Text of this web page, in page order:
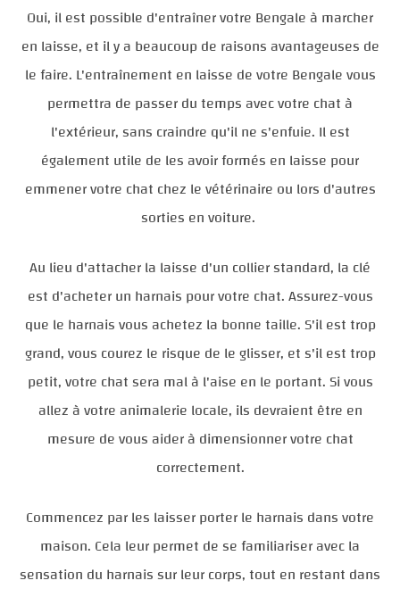
Oui, il est possible d'entraîner votre Bengale à marcher
en laisse, et il y a beaucoup de raisons avantageuses de
le faire. L'entraînement en laisse de votre Bengale vous
permettra de passer du temps avec votre chat à
l'extérieur, sans craindre qu'il ne s'enfuie. Il est
également utile de les avoir formés en laisse pour
emmener votre chat chez le vétérinaire ou lors d'autres
sorties en voiture.
Au lieu d'attacher la laisse d'un collier standard, la clé
est d'acheter un harnais pour votre chat. Assurez-vous
que le harnais vous achetez la bonne taille. S'il est trop
grand, vous courez le risque de le glisser, et s'il est trop
petit, votre chat sera mal à l'aise en le portant. Si vous
allez à votre animalerie locale, ils devraient être en
mesure de vous aider à dimensionner votre chat
correctement.
Commencez par les laisser porter le harnais dans votre
maison. Cela leur permet de se familiariser avec la
sensation du harnais sur leur corps, tout en restant dans